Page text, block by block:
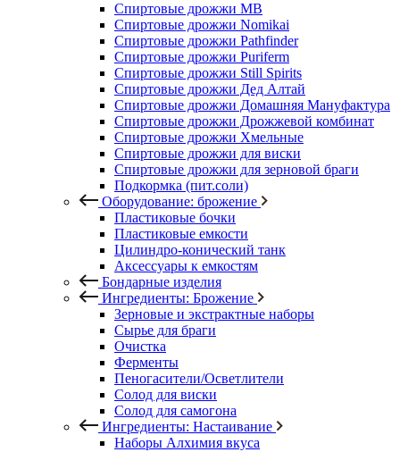
Спиртовые дрожжи MB
Спиртовые дрожжи Nomikai
Спиртовые дрожжи Pathfinder
Спиртовые дрожжи Puriferm
Спиртовые дрожжи Still Spirits
Спиртовые дрожжи Дед Алтай
Спиртовые дрожжи Домашняя Мануфактура
Спиртовые дрожжи Дрожжевой комбинат
Спиртовые дрожжи Хмельные
Спиртовые дрожжи для виски
Спиртовые дрожжи для зерновой браги
Подкормка (пит.соли)
Оборудование: брожение
Пластиковые бочки
Пластиковые емкости
Цилиндро-конический танк
Аксессуары к емкостям
Бондарные изделия
Ингредиенты: Брожение
Зерновые и экстрактные наборы
Сырье для браги
Очистка
Ферменты
Пеногасители/Осветлители
Солод для виски
Солод для самогона
Ингредиенты: Настаивание
Наборы Алхимия вкуса